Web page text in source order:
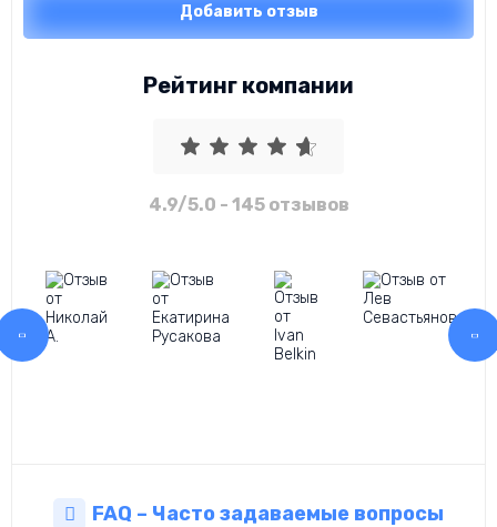
Добавить отзыв
Рейтинг компании
4.9/5.0 - 145 отзывов
FAQ – Часто задаваемые вопросы